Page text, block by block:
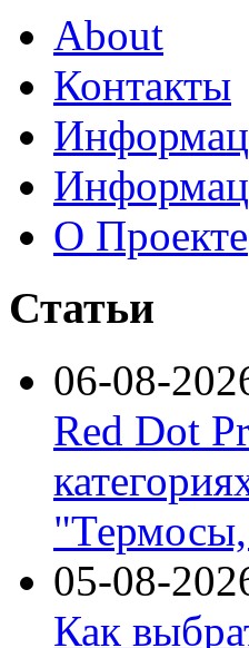
About
Контакты
О Проекте
Статьи
06-08-
Red Dot
05-08-
Как